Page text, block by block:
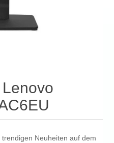
Neuheiten auf dem